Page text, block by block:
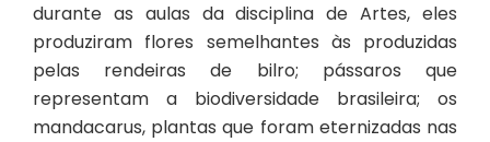
durante as aulas da disciplina de Artes, eles
produziram flores semelhantes às produzidas
pelas rendeiras de bilro; pássaros que
representam a biodiversidade brasileira; os
mandacarus, plantas que foram eternizadas nas